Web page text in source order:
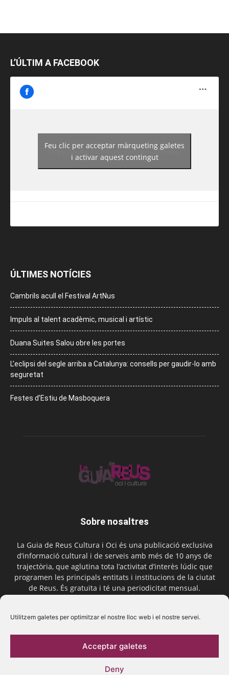
Utilitzem galetes per optimitzar el nostre lloc web i el nostre servei.
Acceptar galetes
Deny
L’ÚLTIM A FACEBOOK
https://www.facebook.com/guiadereus/
Feu clic per acceptar màrqueting galetes
i activar aquest contingut
ÚLTIMES NOTÍCIES
Cambrils acull el Festival ArtNus
Impuls al talent acadèmic, musical i artístic
Duana Suites Salou obre les portes
L’eclipsi del segle arriba a Catalunya: consells per gaudir-lo amb
seguretat
Festes d’Estiu de Masboquera
Sobre nosaltres
La Guia de Reus Cultura i Oci és una publicació exclusiva
d’informació cultural i de serveis amb més de 10 anys de
trajectòria, que aglutina tota l’activitat d’interès lúdic que
programen les principals entitats i institucions de la ciutat
de Reus. És gratuïta i té una periodicitat mensual.
Segueix-nos